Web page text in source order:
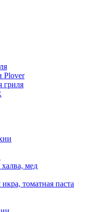
Plover
гриля
мед
томатная паста